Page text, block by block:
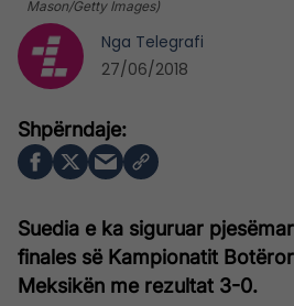
Mason/Getty Images)
Suedia e ka siguruar
finales së Kampionatit
Meksikën me rezultat 3-0.
Nga Telegrafi
27/06/2018